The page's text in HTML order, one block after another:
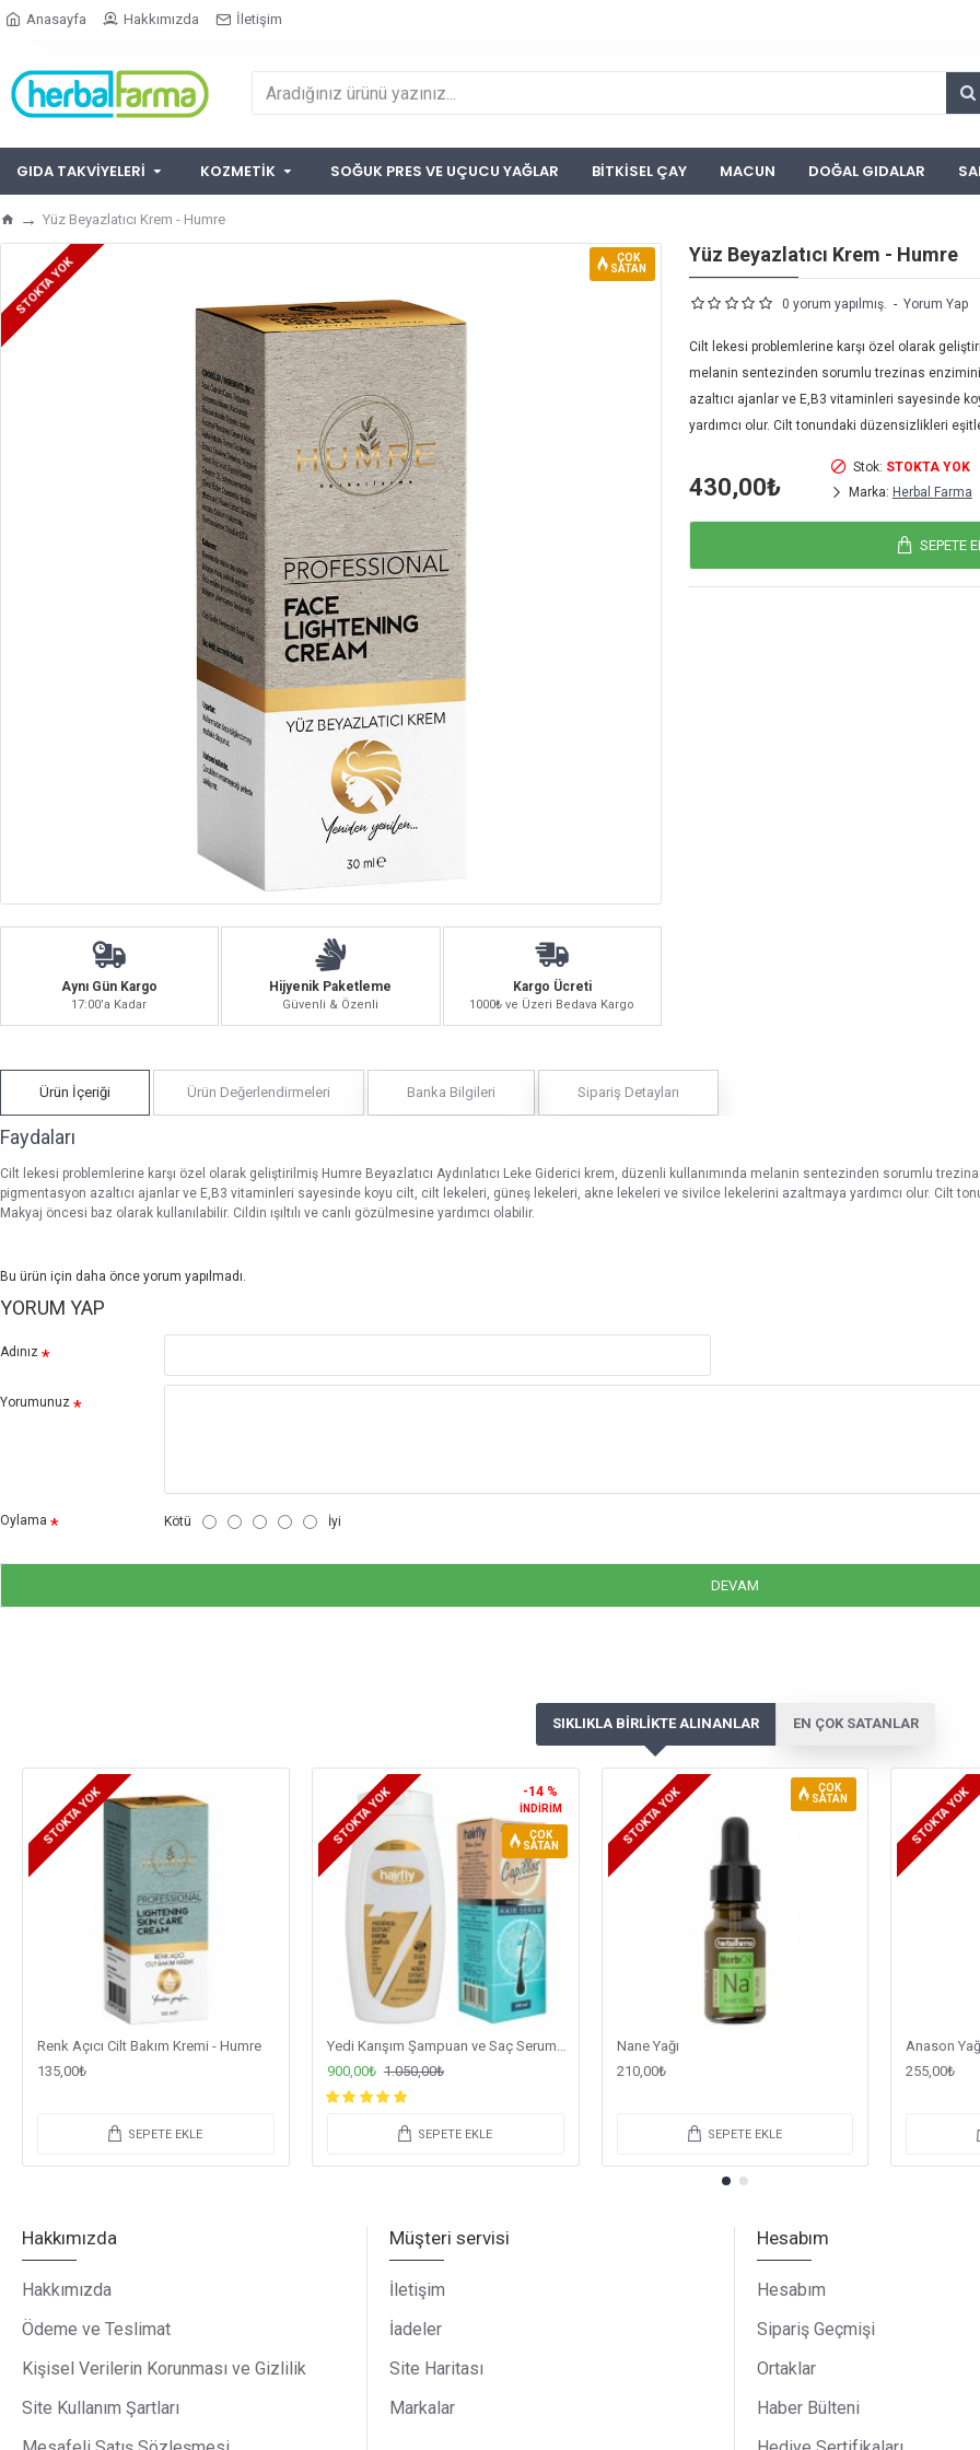
Anasayfa Hakkımızda İletişim
GIDA TAKVIYELERI KOZMETIK SOĞUK PRES VE UÇUCU YAĞLAR BITKISEL ÇAY MACUN DOĞAL GIDALAR
Yüz Beyazlatıcı Krem - Humre
ÇOK
SATAN
STOKTA YOK
Aynı Gün Kargo
17:00’a Kadar
Hijyenik Paketleme
Güvenli & Özenli
Kargo Ücreti
1000₺ ve Üzeri Bedava Kargo
Yüz Beyazlatıcı Krem - Humre
Cilt lekesi problemlerine karşı özel olarak
melanin sentezinden sorumlu trezinas
azaltıcı ajanlar ve E,B3 vitaminleri sayesinde
yardımcı olur. Cilt tonundaki düzensizlikleri
0 yorum yapılmış. - Yorum Yap
430,00₺
Stok: STOKTA YOK
Marka: Herbal Farma
SEPETE
Bu ürün için daha önce yorum yapılmadı.
YORUM YAP
Adınız
Yorumunuz
Oylama Kötü İyi
DEVAM
Ürün İçeriği Ürün Değerlendirmeleri Banka Bilgileri Sipariş Detayları
Faydaları
Cilt lekesi problemlerine karşı özel olarak geliştirilmiş Humre Beyazlatıcı Aydınlatıcı Leke Giderici krem, düzenli kullanımında melanin sentezinden sorumlu
pigmentasyon azaltıcı ajanlar ve E,B3 vitaminleri sayesinde koyu cilt, cilt lekeleri, güneş lekeleri, akne lekeleri ve sivilce lekelerini azaltmaya yardımcı olur. Cilt
Makyaj öncesi baz olarak kullanılabilir. Cildin ışıltılı ve canlı gözülmesine yardımcı olabilir.
SIKLIKLA BIRLIKTE ALINANLAR EN ÇOK SATANLAR
STOKTA YOK
Renk Açıcı Cilt Bakım Kremi - Humre
135,00₺
SEPETE EKLE
ÇOK
SATAN
İNDIRIM
-14 %
STOKTA YOK
Yedi Karışım Şampuan ve Saç Serumu Capillos
900,00₺ 1.050,00₺
SEPETE EKLE
ÇOK
SATAN
STOKTA YOK
Nane Yağı
210,00₺
SEPETE EKLE
STOKTA YOK
Anason
255,00₺
Hakkımızda
Hakkımızda
Ödeme ve Teslimat
Kişisel Verilerin Korunması ve Gizlilik
Site Kullanım Şartları
Müşteri servisi
İletişim
İadeler
Site Haritası
Markalar
Hesabım
Hesabım
Sipariş Geçmişi
Ortaklar
Haber Bülteni